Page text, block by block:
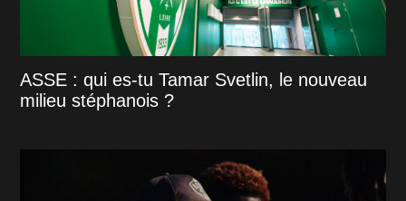
ASSE : qui es-tu Tamar Svetlin, le nouveau
milieu stéphanois ?